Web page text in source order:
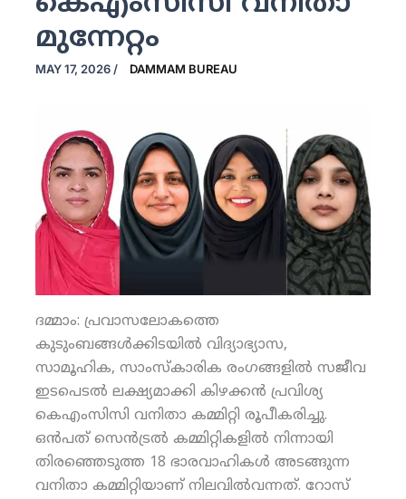
മുന്നേറ്റം
MAY 17, 2026 / DAMMAM BUREAU
ദമ്മാം: പ്രവാസലോകത്തെ
കുടുംബങ്ങള്‍ക്കിടയില്‍ വിദ്യാഭ്യാസ,
സാമൂഹിക, സാംസ്‌കാരിക രംഗങ്ങളില്‍ സജീവ
ഇടപെടല്‍ ലക്ഷ്യമാക്കി കിഴക്കന്‍ പ്രവിശ്യ
കെഎംസിസി വനിതാ കമ്മിറ്റി രൂപീകരിച്ചു.
ഒന്‍പത് സെന്‍ട്രല്‍ കമ്മിറ്റികളില്‍ നിന്നായി
തിരഞ്ഞെടുത്ത 18 ഭാരവാഹികള്‍ അടങ്ങുന്ന
വനിതാ കമ്മിറ്റിയാണ് നിലവില്‍വന്നത്. റോസ്